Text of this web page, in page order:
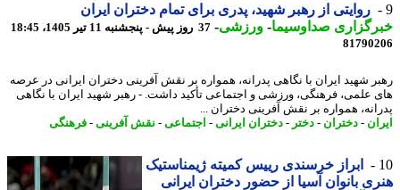
روایتی از رهبر شهید، پدری برای تمام دختران ایران
صداوسیما-ورزشی-37 روز پیش - پنجشنبه 11 تیر 1405، 18:45
شهید ایران با نگاهی پدرانه، همواره بر نقش آفرینی دختران ایرانی در عرصه
علمی، فرهنگی، ورزشی و اجتماعی تأکید داشت. - رهبر شهید ایران با نگاهی
همواره بر نقش آفرینی دختران ...
- دختران- دختر-دختران ایرانی- اجتماعی-نقش آفرینی-فرهنگی
ابراز خرسندی رییس کمیته ژیمناستیک
بانوان آسیا از حضور دختران ایرانی